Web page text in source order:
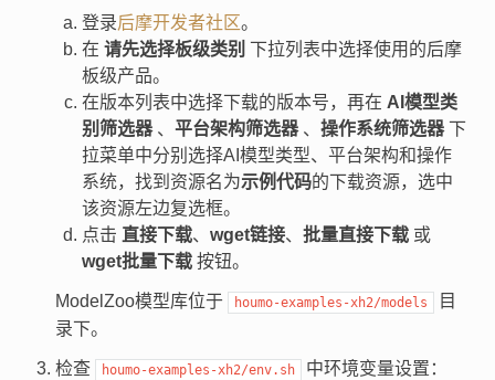
登录后摩开发者社区。
在 请先选择板级类别 下拉列表中选择使用的后摩
板级产品。
在版本列表中选择下载的版本号，再在 AI模型类
别筛选器、 平台架构筛选器、 操作系统筛选器下
拉菜单中分别选择AI模型类型、平台架构和操作
系统，找到资源名为示例代码的下载资源，选中
该资源左边复选框。
点击 直接下载、 wget链接、 批量直接下载或
wget批量下载按钮。
ModelZoo模型库位于 houmo-examples-xh2/models
目
录下。
检查 houmo-examples-xh2/env.sh 中环境变量设置：